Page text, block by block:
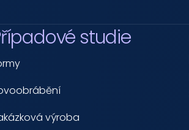
studie
výroba